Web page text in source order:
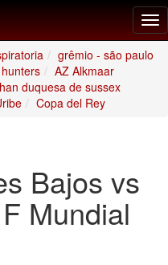
grêmio - são paulo
AZ Alkmaar
duquesa de sussex
Copa del Rey
Bajos vs
Mundial